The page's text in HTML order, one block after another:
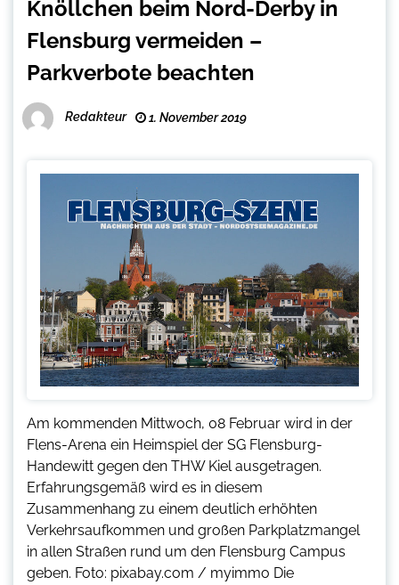
Knöllchen beim Nord-Derby in
Flensburg vermeiden –
Parkverbote beachten
Redakteur 1. November 2019
Am kommenden Mittwoch, 08 Februar wird in der
Flens-Arena ein Heimspiel der SG Flensburg-
Handewitt gegen den THW Kiel ausgetragen.
Erfahrungsgemäß wird es in diesem
Zusammenhang zu einem deutlich erhöhten
Verkehrsaufkommen und großen Parkplatzmangel
in allen Straßen rund um den Flensburg Campus
geben. Foto: pixabay.com / myimmo Die